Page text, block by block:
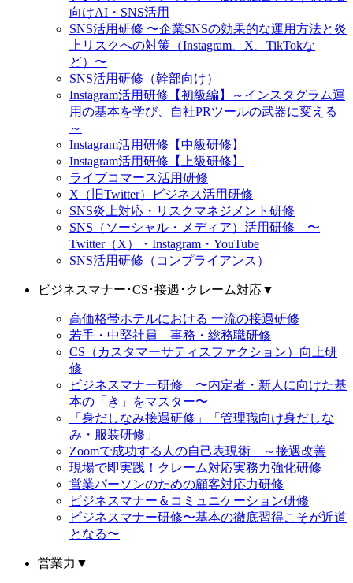
向けAI・SNS活用
SNS活用研修 〜企業SNSの効果的な運用方法と炎
上リスクへの対策（Instagram、X、TikTokな
ど）〜
SNS活用研修（幹部向け）
Instagram活用研修【初級編】～インスタグラム運
用の基本を学び、自社PRツールの武器に変える
～
Instagram活用研修【中級研修】
Instagram活用研修【上級研修】
ライブコマース活用研修
X（旧Twitter）ビジネス活用研修
SNS炎上対応・リスクマネジメント研修
SNS（ソーシャル・メディア）活用研修 〜
Twitter（X）・Instagram・YouTube
SNS活用研修（コンプライアンス）
ビジネスマナー･CS･接遇･クレーム対応▼
高価格帯ホテルにおける 一流の接遇研修
若手・中堅社員 事務・総務職研修
CS（カスタマーサティスファクション）向上研
修
ビジネスマナー研修 〜内定者・新人に向けた基
本の「き」をマスター〜
「身だしなみ接遇研修」「管理職向け身だしな
み・服装研修」
Zoomで成功する人の自己表現術 ～接遇改善
現場で即実践！クレーム対応実務力強化研修
営業パーソンのための顧客対応力研修
ビジネスマナー＆コミュニケーション研修
ビジネスマナー研修〜基本の徹底習得こそが近道
となる〜
営業力 ▼